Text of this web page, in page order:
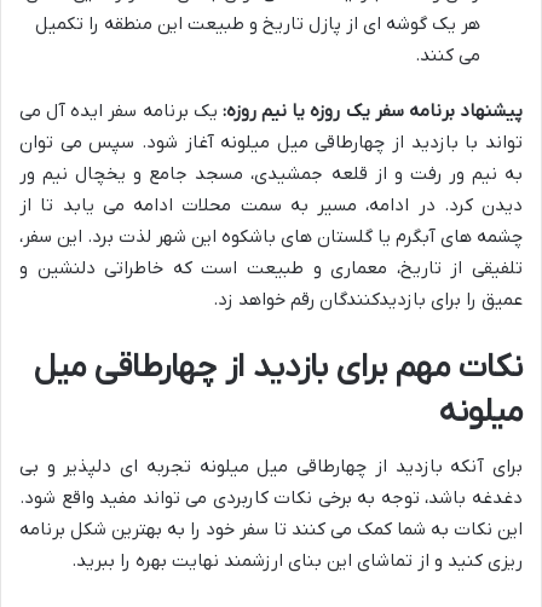
هر یک گوشه ای از پازل تاریخ و طبیعت این منطقه را تکمیل
می کنند.
پیشنهاد برنامه سفر یک روزه یا نیم روزه: یک برنامه سفر ایده آل می
تواند با بازدید از چهارطاقی میل میلونه آغاز شود. سپس می توان
به نیم ور رفت و از قلعه جمشیدی، مسجد جامع و یخچال نیم ور
دیدن کرد. در ادامه، مسیر به سمت محلات ادامه می یابد تا از
چشمه های آبگرم یا گلستان های باشکوه این شهر لذت برد. این سفر،
تلفیقی از تاریخ، معماری و طبیعت است که خاطراتی دلنشین و
عمیق را برای بازدیدکنندگان رقم خواهد زد.
نکات مهم برای بازدید از چهارطاقی میل
میلونه
برای آنکه بازدید از چهارطاقی میل میلونه تجربه ای دلپذیر و بی
دغدغه باشد، توجه به برخی نکات کاربردی می تواند مفید واقع شود.
این نکات به شما کمک می کنند تا سفر خود را به بهترین شکل برنامه
ریزی کنید و از تماشای این بنای ارزشمند نهایت بهره را ببرید.